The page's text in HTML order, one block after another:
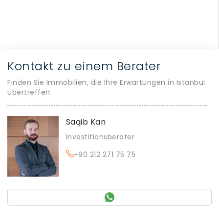
Kontakt zu einem Berater
Finden Sie Immobilien, die Ihre Erwartungen in Istanbul
übertreffen
Saqib Kan
Investitionsberater
+90 212 271 75 75